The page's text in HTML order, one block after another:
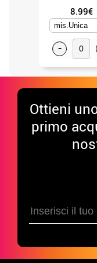
8.99€
-
Ottieni
primo